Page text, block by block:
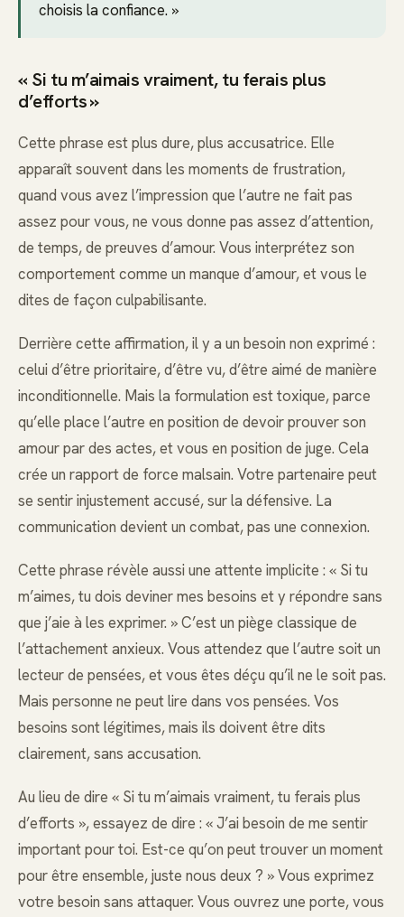
choisis la confiance. »
« Si tu m’aimais vraiment, tu ferais plus
d’efforts »
Cette phrase est plus dure, plus accusatrice. Elle
apparaît souvent dans les moments de frustration,
quand vous avez l’impression que l’autre ne fait pas
assez pour vous, ne vous donne pas assez d’attention,
de temps, de preuves d’amour. Vous interprétez son
comportement comme un manque d’amour, et vous le
dites de façon culpabilisante.
Derrière cette affirmation, il y a un besoin non exprimé :
celui d’être prioritaire, d’être vu, d’être aimé de manière
inconditionnelle. Mais la formulation est toxique, parce
qu’elle place l’autre en position de devoir prouver son
amour par des actes, et vous en position de juge. Cela
crée un rapport de force malsain. Votre partenaire peut
se sentir injustement accusé, sur la défensive. La
communication devient un combat, pas une connexion.
Cette phrase révèle aussi une attente implicite : « Si tu
m’aimes, tu dois deviner mes besoins et y répondre sans
que j’aie à les exprimer. » C’est un piège classique de
l’attachement anxieux. Vous attendez que l’autre soit un
lecteur de pensées, et vous êtes déçu qu’il ne le soit pas.
Mais personne ne peut lire dans vos pensées. Vos
besoins sont légitimes, mais ils doivent être dits
clairement, sans accusation.
Au lieu de dire « Si tu m’aimais vraiment, tu ferais plus
d’efforts », essayez de dire : « J’ai besoin de me sentir
important pour toi. Est-ce qu’on peut trouver un moment
pour être ensemble, juste nous deux ? » Vous exprimez
votre besoin sans attaquer. Vous ouvrez une porte, vous